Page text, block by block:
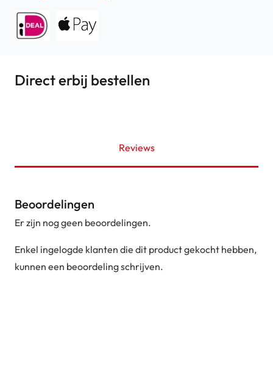
Direct erbij bestellen
Reviews
Beoordelingen
Er zijn nog geen beoordelingen.
Enkel ingelogde klanten die dit product gekocht hebben,
kunnen een beoordeling schrijven.